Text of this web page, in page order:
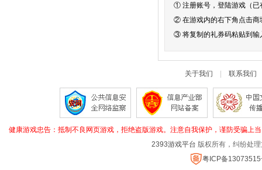
① 注册账号，登陆游戏（
② 在游戏内的右下角点击
③ 将复制的礼券码粘贴到
关于我们 联系我们
健康游戏忠告：抵制不良网页游戏，拒绝盗版游戏。注意自我保护，谨防受骗上
2393游戏平台 版权所有，纠纷处
粤ICP备13073515